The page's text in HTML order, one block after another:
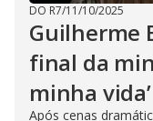
DO R7/11/10/2025
Guilherme
final da
minha vida’
Após cenas